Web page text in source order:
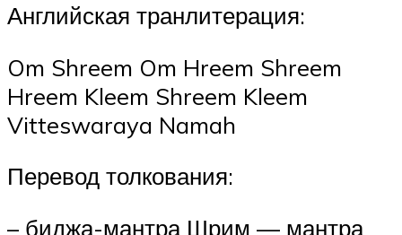
Английская транлитерация:
Om Shreem Om Hreem Shreem
Hreem Kleem Shreem Kleem
Vitteswaraya Namah
Перевод толкования:
– биджа-мантра Шрим — мантра